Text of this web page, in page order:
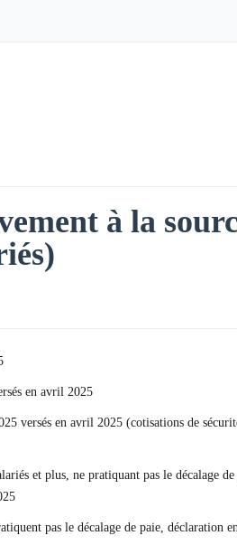
à la
en avril 2025
versés en avril 2025 (cotisations de
et plus, ne pratiquant pas le décalage
pas le décalage de paie,